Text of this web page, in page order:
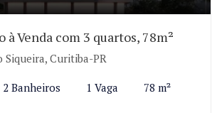
Venda com 3 quartos, 78m²
Siqueira, Curitiba-PR
2 Banheiros 1 Vaga 78 m²